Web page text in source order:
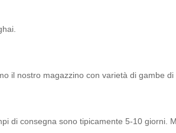
il nostro magazzino con varietà di gambe di
di consegna sono tipicamente 5-10 giorni.